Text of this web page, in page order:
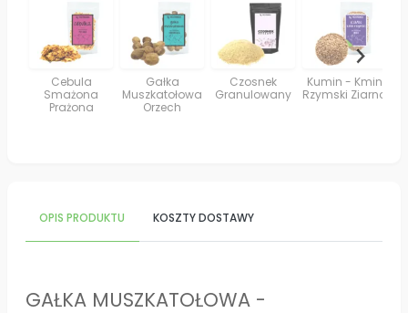
Cebula
Smażona
Prażona
Gałka
Muszkatołowa
Orzech
Czosnek
Granulowany
Kumin - Kmin
Rzymski Ziarno
OPIS PRODUKTU KOSZTY DOSTAWY
GAŁKA MUSZKATOŁOWA -